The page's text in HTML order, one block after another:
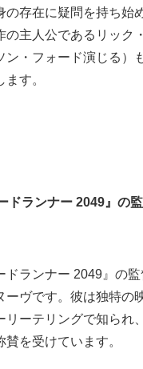
の存在に疑問を持ち始
の主人公であるリック
ン・フォード演じる）
ます。
ドランナー 2049』の
ドランナー 2049』の
ーヴです。彼は独特の
リーテリングで知られ
賛を受けています。